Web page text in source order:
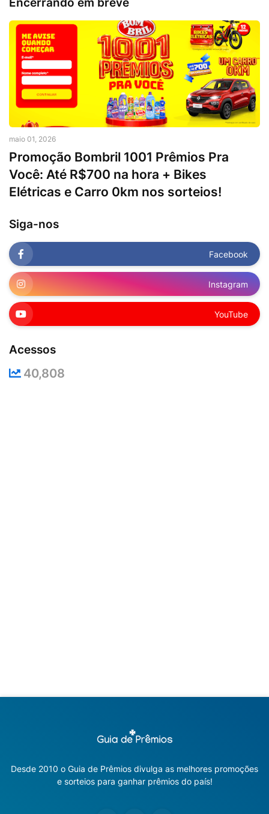
maio 01, 2026
Promoção Bombril 1001 Prêmios Pra
Você: Até R$700 na hora + Bikes
Elétricas e Carro 0km nos sorteios!
Siga-nos
Facebook
Instagram
YouTube
Acessos
40,808
Desde 2010 o Guia de Prêmios divulga as melhores promoções
e sorteios para ganhar prêmios do país!